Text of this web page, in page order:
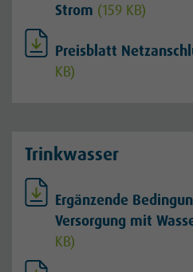
Strom (159 KB)
Preisblatt
KB)
Trinkwasser
Ergänzende
Versorgung mit
KB)